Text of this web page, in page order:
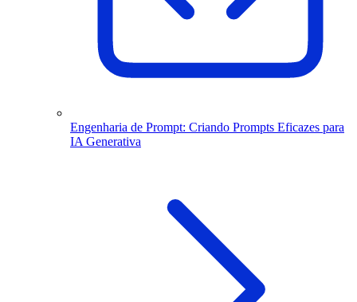
Engenharia de Prompt: Criando Prompts Eficazes para
IA Generativa